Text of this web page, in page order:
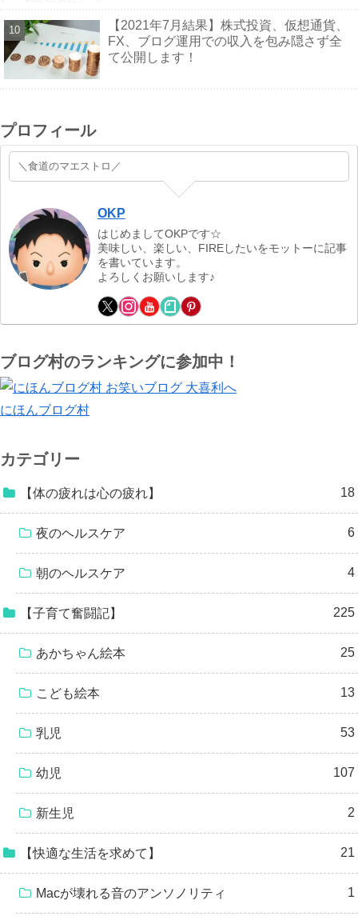
【2021年7月結果】株式投資、仮想通貨、
FX、ブログ運用での収入を包み隠さず全
て公開します！
プロフィール
＼食道のマエストロ／
OKP
はじめましてOKPです☆
美味しい、楽しい、FIREしたいをモットーに記事
を書いています。
よろしくお願いします♪
ブログ村のランキングに参加中！
にほんブログ村
カテゴリー
【体の疲れは心の疲れ】 18
夜のヘルスケア 6
朝のヘルスケア 4
【子育て奮闘記】 225
あかちゃん絵本 25
こども絵本 13
乳児 53
幼児 107
新生児 2
【快適な生活を求めて】 21
Macが壊れる音のアンソノリティ 1